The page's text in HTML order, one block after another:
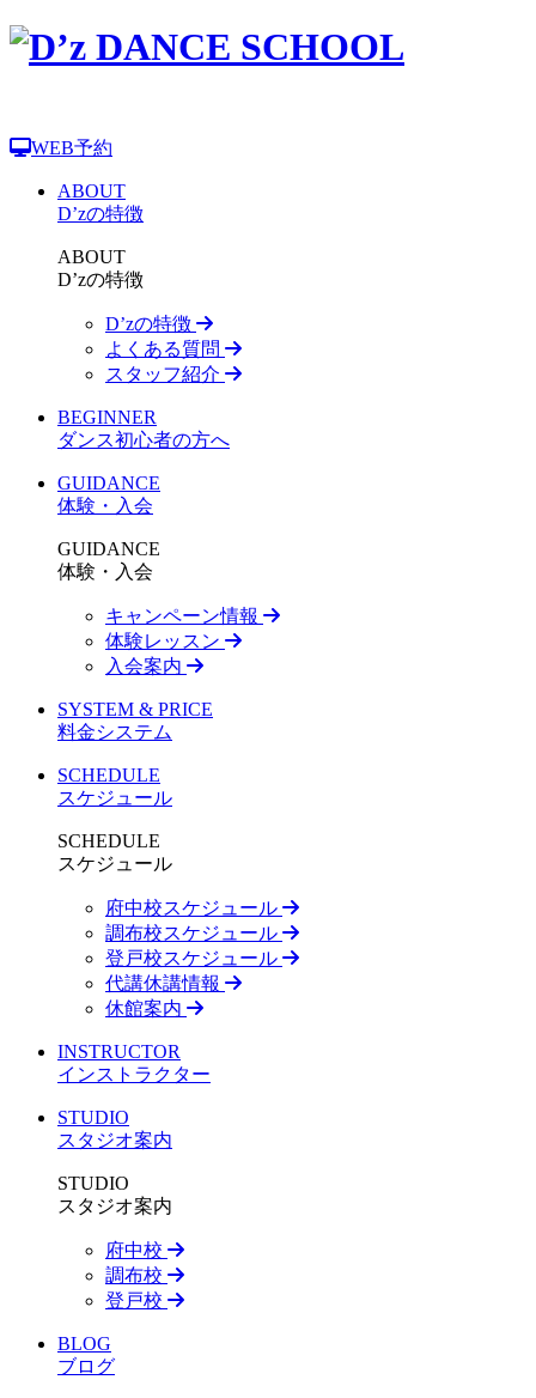
WEB予約
ABOUT
D’zの特徴
ABOUT
D’zの特徴
D’zの特徴
よくある質問
スタッフ紹介
BEGINNER
ダンス初心者の方へ
GUIDANCE
体験・入会
GUIDANCE
体験・入会
キャンペーン情報
体験レッスン
入会案内
SYSTEM & PRICE
料金システム
SCHEDULE
スケジュール
SCHEDULE
スケジュール
府中校スケジュール
調布校スケジュール
登戸校スケジュール
代講休講情報
休館案内
INSTRUCTOR
インストラクター
STUDIO
スタジオ案内
STUDIO
スタジオ案内
府中校
調布校
登戸校
BLOG
ブログ